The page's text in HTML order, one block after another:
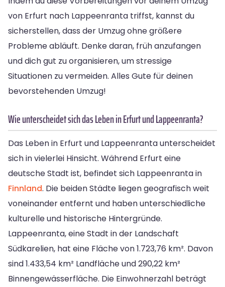
von Erfurt nach Lappeenranta triffst, kannst du
sicherstellen, dass der Umzug ohne größere
Probleme abläuft. Denke daran, früh anzufangen
und dich gut zu organisieren, um stressige
Situationen zu vermeiden. Alles Gute für deinen
bevorstehenden Umzug!
Wie unterscheidet sich das Leben in Erfurt und Lappeenranta?
Das Leben in Erfurt und Lappeenranta unterscheidet
sich in vielerlei Hinsicht. Während Erfurt eine
deutsche Stadt ist, befindet sich Lappeenranta in
Finnland. Die beiden Städte liegen geografisch weit
voneinander entfernt und haben unterschiedliche
kulturelle und historische Hintergründe.
Lappeenranta, eine Stadt in der Landschaft
Südkarelien, hat eine Fläche von 1.723,76 km². Davon
sind 1.433,54 km² Landfläche und 290,22 km²
Binnengewässerfläche. Die Einwohnerzahl beträgt